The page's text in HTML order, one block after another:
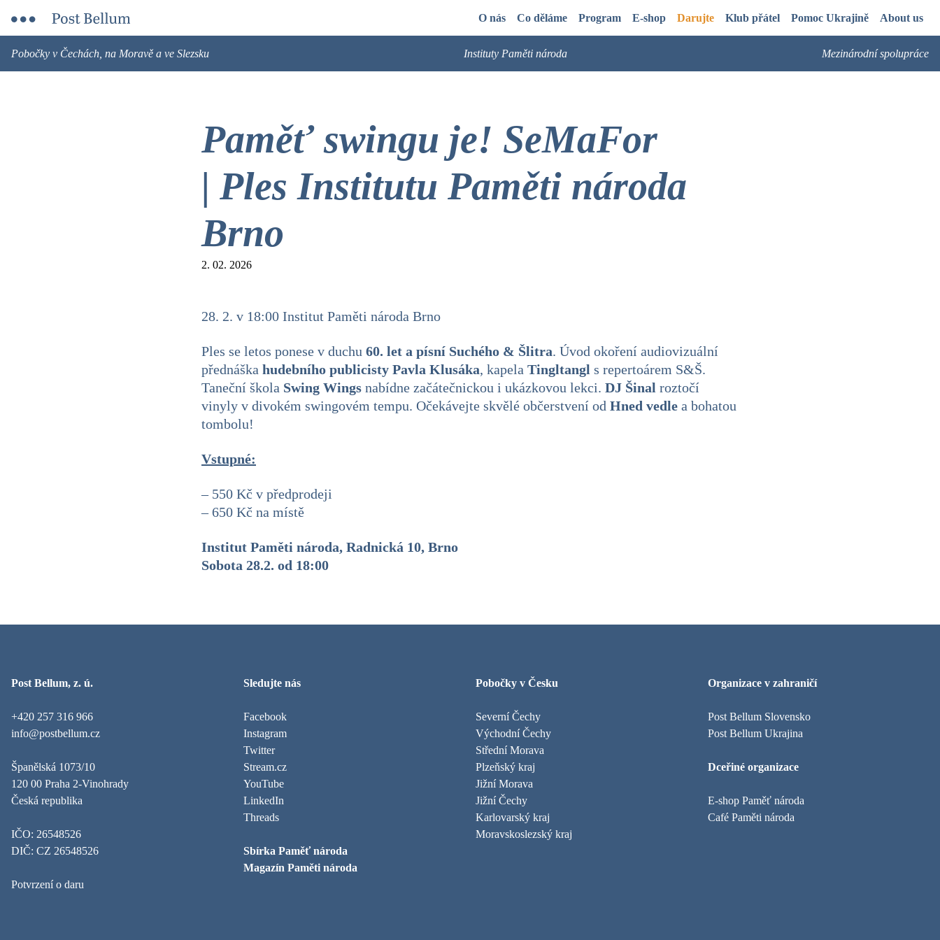
O nás Co děláme Program E-shop Darujte Klub přátel Pomoc Ukrajině About us
Pobočky v Čechách, na Moravě a ve Slezsku Instituty Paměti národa Mezinárodní spolupráce
Paměť swingu je! SeMaFor
| Ples Institutu Paměti národa
Brno
2. 02. 2026
28. 2. v 18:00 Institut Paměti národa Brno
Ples se letos ponese v duchu 60. let a písní Suchého & Šlitra. Úvod okoření audiovizuální
přednáška hudebního publicisty Pavla Klusáka, kapela Tingltangl s repertoárem S&Š.
Taneční škola Swing Wings nabídne začátečnickou i ukázkovou lekci. DJ Šinal roztočí
vinyly v divokém swingovém tempu. Očekávejte skvělé občerstvení od Hned vedle a bohatou
tombolu!
Vstupné:
– 550 Kč v předprodeji
– 650 Kč na místě
Institut Paměti národa, Radnická 10, Brno
Sobota 28.2. od 18:00
Post Bellum, z. ú.
+420 257 316 966
info@postbellum.cz
Španělská 1073/10
120 00 Praha 2-Vinohrady
Česká republika
IČO: 26548526
DIČ: CZ 26548526
Potvrzení o daru
Sledujte nás
Facebook
Instagram
Twitter
Stream.cz
YouTube
LinkedIn
Threads
Sbírka Paměť národa
Magazín Paměti národa
Pobočky v Česku
Severní Čechy
Východní Čechy
Střední Morava
Plzeňský kraj
Jižní Morava
Jižní Čechy
Karlovarský kraj
Moravskoslezský kraj
Organizace v zahraničí
Post Bellum Slovensko
Post Bellum Ukrajina
Dceřiné organizace
E-shop Paměť národa
Café Paměti národa